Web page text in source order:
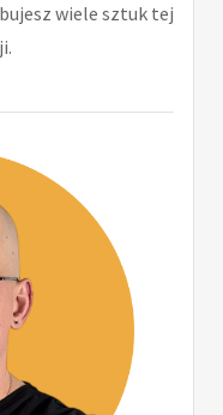
wiele sztuk tej